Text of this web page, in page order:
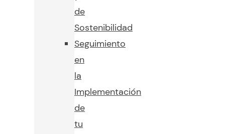
de
Sostenibilidad
Seguimiento
en
la
Implementación
de
tu